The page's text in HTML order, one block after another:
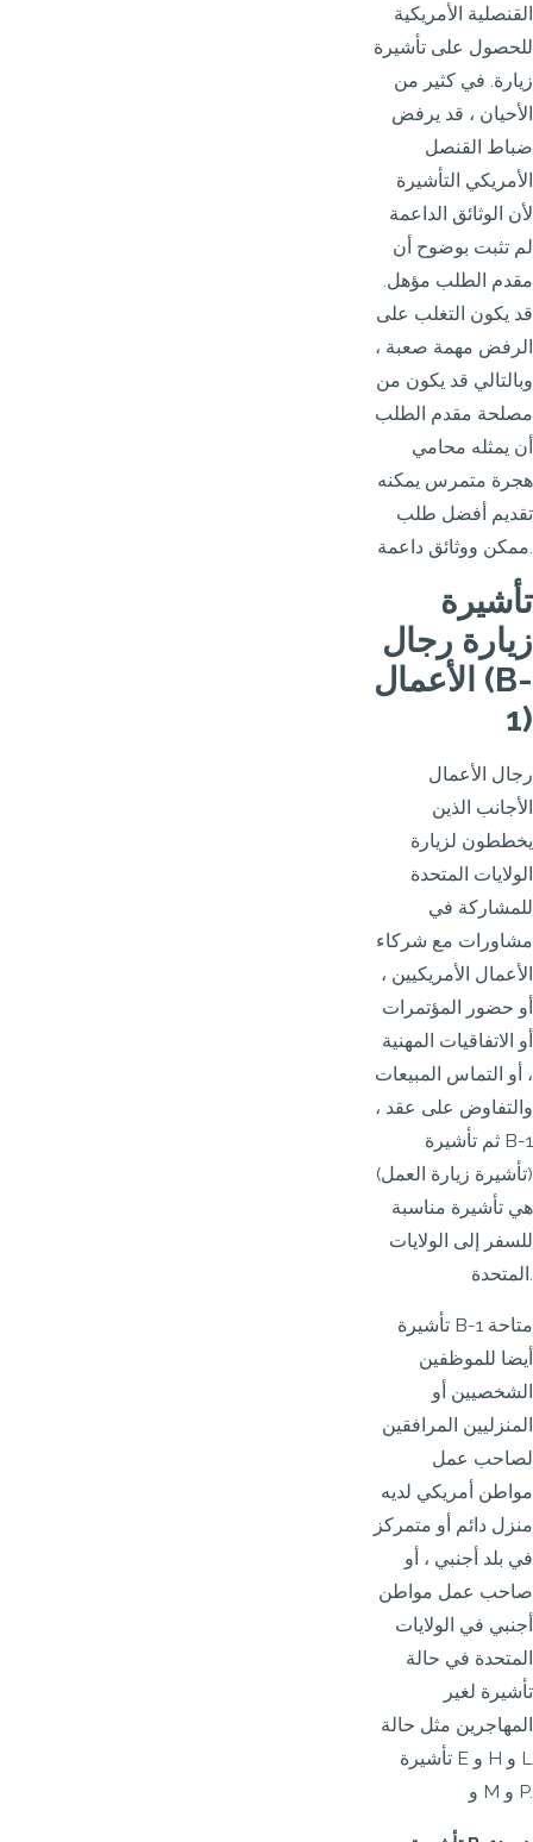
القنصلية الأمريكية
للحصول على تأشيرة
زيارة. في كثير من
الأحيان ، قد يرفض
ضباط القنصل
الأمريكي التأشيرة
لأن الوثائق الداعمة
لم تثبت بوضوح أن
مقدم الطلب مؤهل.
قد يكون التغلب على
الرفض مهمة صعبة ،
وبالتالي قد يكون من
مصلحة مقدم الطلب
أن يمثله محامي
هجرة متمرس يمكنه
تقديم أفضل طلب
زيارة رجال
الأعمال (B-
1)
رجال الأعمال
الأجانب الذين
يخططون لزيارة
الولايات المتحدة
للمشاركة في
مشاورات مع شركاء
الأعمال الأمريكيين ،
أو حضور المؤتمرات
أو الاتفاقيات المهنية
، أو التماس المبيعات
والتفاوض على عقد ،
ثم تأشيرة B-1
(تأشيرة زيارة العمل)
هي تأشيرة مناسبة
للسفر إلى الولايات
تأشيرة B-1 متاحة
أيضا للموظفين
الشخصيين أو
المنزليين المرافقين
لصاحب عمل
مواطن أمريكي لديه
منزل دائم أو متمركز
في بلد أجنبي ، أو
صاحب عمل مواطن
أجنبي في الولايات
المتحدة في حالة
تأشيرة لغير
المهاجرين مثل حالة
تأشيرة E و H و L
و M و P.